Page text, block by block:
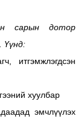
сарын дотор
Үүнд:
итгэмжлэгдсэн
хуулбар
эмчлүүлэх